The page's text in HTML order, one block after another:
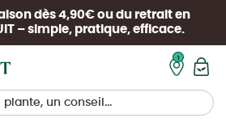
dès 4,90€ ou du retrait en
– simple, pratique, efficace.